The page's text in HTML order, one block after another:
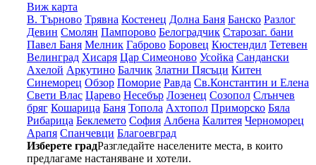
Виж карта
В. Търново Трявна Костенец Долна Баня Банско Разлог
Девин Смолян Пампорово Белоградчик Старозаг. бани
Павел Баня Мелник Габрово Боровец Кюстендил Тетевен
Велинград Хисаря Цар Симеоново Усойка Сандански
Ахелой Аркутино Балчик Златни Пясъци Китен
Синеморец Обзор Поморие Равда Св.Константин и Елена
Свети Влас Царево Несебър Лозенец Созопол Слънчев
бряг Кошарица Баня Топола Ахтопол Приморско Бяла
Рибарица Беклемето София Албена Калитея Черноморец
Арапя Спанчевци Благоевград
Изберете градРазгледайте населените места, в които
предлагаме настаняване и хотели.